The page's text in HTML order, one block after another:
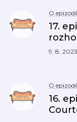
O
17.
9. 8. 2023
O
16.